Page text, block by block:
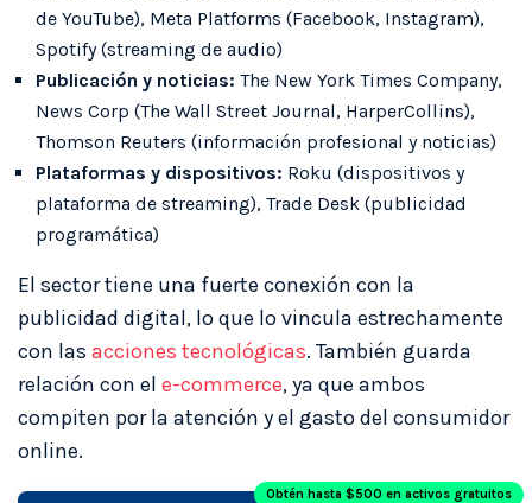
de YouTube), Meta Platforms (Facebook, Instagram),
Spotify (streaming de audio)
Publicación y noticias: The New York Times Company,
News Corp (The Wall Street Journal, HarperCollins),
Thomson Reuters (información profesional y noticias)
Plataformas y dispositivos: Roku (dispositivos y
plataforma de streaming), Trade Desk (publicidad
programática)
El sector tiene una fuerte conexión con la
publicidad digital, lo que lo vincula estrechamente
con las acciones tecnológicas. También guarda
relación con el e-commerce, ya que ambos
compiten por la atención y el gasto del consumidor
online.
Obtén hasta $500 en activos gratuitos